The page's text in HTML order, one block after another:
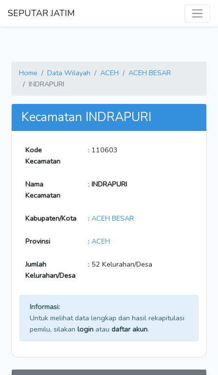
SEPUTAR JATIM
Home Data Wilayah ACEH
ACEH BESAR
INDRAPURI
Kecamatan INDRAPURI
Kode
Kecamatan
: 110603
Nama
Kecamatan
: INDRAPURI
Kabupaten/Kota : ACEH BESAR
Provinsi : ACEH
Jumlah
Kelurahan/Desa
: 52 Kelurahan/Desa
Informasi:
Untuk melihat data lengkap dan hasil rekapitulasi
pemilu, silakan login atau daftar akun.